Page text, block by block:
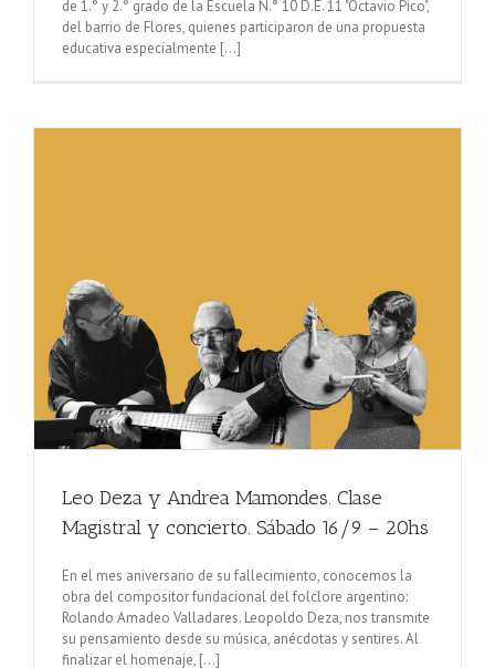
de 1.° y 2.° grado de la Escuela N.° 10 D.E. 11 "Octavio Pico",
del barrio de Flores, quienes participaron de una propuesta
educativa especialmente [...]
Leo Deza y Andrea Mamondes. Clase
Magistral y concierto. Sábado 16/9 – 20hs
En el mes aniversario de su fallecimiento, conocemos la
obra del compositor fundacional del folclore argentino:
Rolando Amadeo Valladares. Leopoldo Deza, nos transmite
su pensamiento desde su música, anécdotas y sentires. Al
finalizar el homenaje, [...]